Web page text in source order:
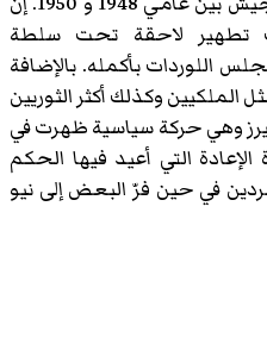
تطهير لاحقة تحت سلطة
اللوردات بأكمله. بالإضافة
الملكيين وكذلك أكثر الثوريين
وهي حركة سياسية ظهرت في
التي أعيد فيها الحكم
في حين فرّ البعض إلى نيو